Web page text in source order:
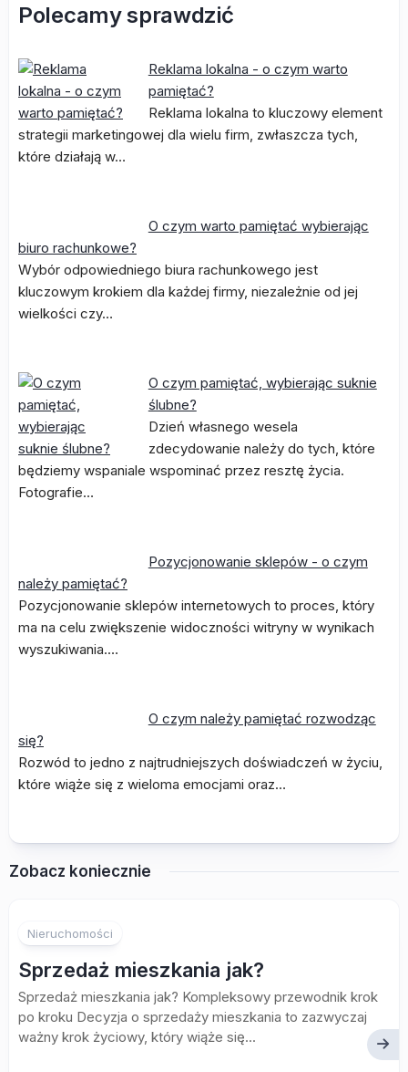
Polecamy sprawdzić
Reklama lokalna - o czym warto
pamiętać?
Reklama lokalna to kluczowy element
strategii marketingowej dla wielu firm, zwłaszcza tych,
które działają w…
O czym warto pamiętać wybierając
biuro rachunkowe?
Wybór odpowiedniego biura rachunkowego jest
kluczowym krokiem dla każdej firmy, niezależnie od jej
wielkości czy…
O czym pamiętać, wybierając suknie
ślubne?
Dzień własnego wesela
zdecydowanie należy do tych, które
będziemy wspaniale wspominać przez resztę życia.
Fotografie…
Pozycjonowanie sklepów - o czym
należy pamiętać?
Pozycjonowanie sklepów internetowych to proces, który
ma na celu zwiększenie widoczności witryny w wynikach
wyszukiwania.…
O czym należy pamiętać rozwodząc
się?
Rozwód to jedno z najtrudniejszych doświadczeń w życiu,
które wiąże się z wieloma emocjami oraz…
Zobacz koniecznie
Nieruchomości
Sprzedaż mieszkania jak?
Sprzedaż mieszkania jak? Kompleksowy przewodnik krok
po kroku Decyzja o sprzedaży mieszkania to zazwyczaj
ważny krok życiowy, który wiąże się...